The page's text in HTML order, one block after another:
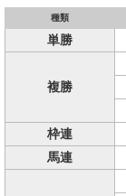
種類
単勝
複勝
枠連
馬連